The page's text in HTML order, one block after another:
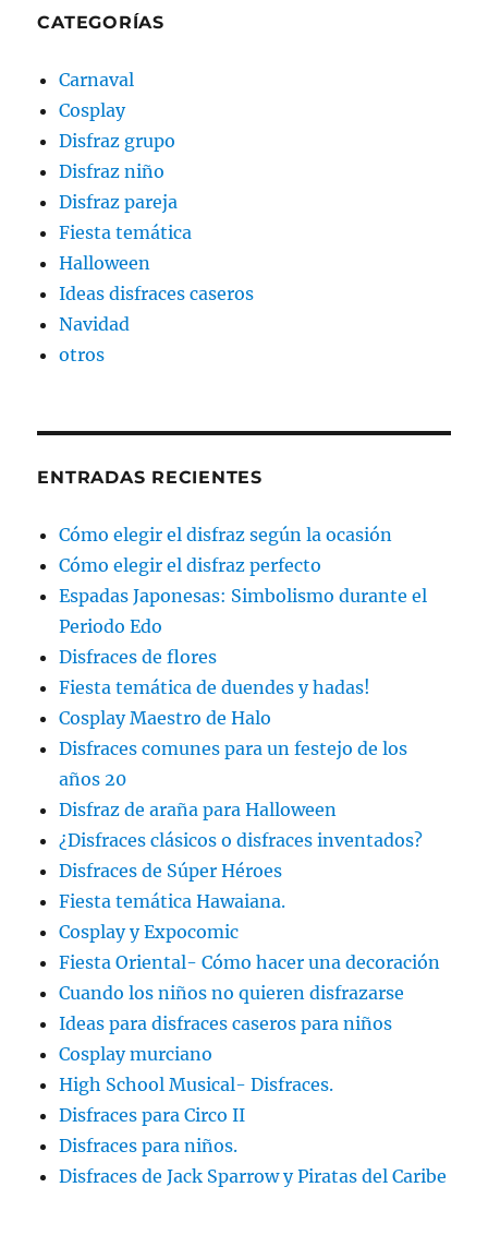
CATEGORÍAS
Carnaval
Cosplay
Disfraz grupo
Disfraz niño
Disfraz pareja
Fiesta temática
Halloween
Ideas disfraces caseros
Navidad
otros
ENTRADAS RECIENTES
Cómo elegir el disfraz según la ocasión
Cómo elegir el disfraz perfecto
Espadas Japonesas: Simbolismo durante el
Periodo Edo
Disfraces de flores
Fiesta temática de duendes y hadas!
Cosplay Maestro de Halo
Disfraces comunes para un festejo de los
años 20
Disfraz de araña para Halloween
¿Disfraces clásicos o disfraces inventados?
Disfraces de Súper Héroes
Fiesta temática Hawaiana.
Cosplay y Expocomic
Fiesta Oriental- Cómo hacer una decoración
Cuando los niños no quieren disfrazarse
Ideas para disfraces caseros para niños
Cosplay murciano
High School Musical- Disfraces.
Disfraces para Circo II
Disfraces para niños.
Disfraces de Jack Sparrow y Piratas del Caribe